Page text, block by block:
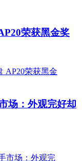
荣获黑金奖
场：外观完好却